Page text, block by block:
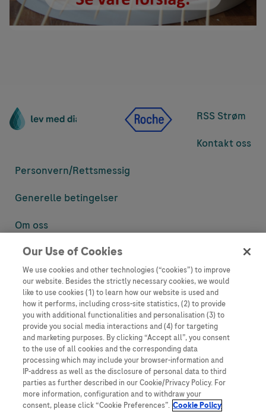
RSS Strøm
Kontakt oss
Personvern/Rettsmessig
Generelle betingelser
Om oss
Denne nettsiden inneholder informasjon som er målsatt til en stor
informasjon som ellers ikke er tilgjengelig eller gyldig i ditt land.
Vennligst vær oppmerksom på at vi ikke tar noe ansvar for tilgang til
informasjon som muligens ikke er i samsvar med noen gyldig juridisk
prosess, regulering, registrering eller bruk i bostedslandet ditt.
Roche har ikke alltid mulighet til å kvalitetssikre andres innlegg, men
vil fjerne villedende eller upassende innlegg så langt det lar seg gjøre.
Vi har ikke ansvar for innhold på eksterne nettsider som det lenkes til.
Kopiering av materiale fra dette nettstedet for bruk annet sted er ikke
tillatt uten avtale. Nettstedet selger plass til annonsører, og slikt
innhold er merket.
Dette nettstedet er ikke beregnet for å rapportere bivirkninger eller
Our Use of Cookies
We use cookies and other technologies (“cookies”) to improve
our website. Besides the strictly necessary cookies, we would
like to use cookies (1) to learn how our website is used and
how it performs, including cross-site statistics, (2) to provide
you with additional functionalities and personalisation (3) to
provide you social media interactions and (4) for targeting
and marketing purposes. By clicking “Accept all”, you consent
to the use of all cookies and the corresponding data
processing which may include your browser-information and
IP-address as well as the disclosure of personal data to third
parties as further described in our Cookie/Privacy Policy. For
more information, configuration and to withdraw your
consent, please click “Cookie Preferences”. Cookie Policy